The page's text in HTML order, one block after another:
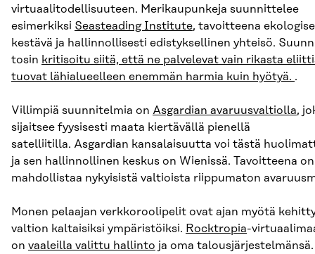
virtuaalitodellisuuteen. Merikaupunkeja suunnittelee
esimerkiksi Seasteading Institute, tavoitteena
kestävä ja hallinnollisesti edistyksellinen yhteisö.
tosin kritisoitu siitä, että ne palvelevat vain rikasta
tuovat lähialueelleen enemmän harmia kuin hyötyä. .
Villimpiä suunnitelmia on Asgardian avaruusvaltiolla,
sijaitsee fyysisesti maata kiertävällä pienellä
satelliitilla. Asgardian kansalaisuutta voi tästä
ja sen hallinnollinen keskus on Wienissä. Tavoitteena on
mahdollistaa nykyisistä valtioista riippumaton
Monen pelaajan verkkoroolipelit ovat ajan myötä
valtion kaltaisiksi ympäristöiksi. Rocktropia-
on vaaleilla valittu hallinto ja oma talousjärjestelmänsä.